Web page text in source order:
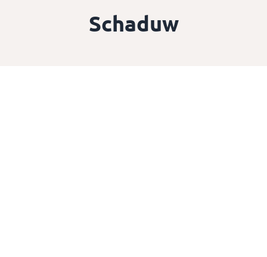
Schaduw